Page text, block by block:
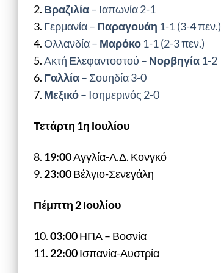
2. Βραζιλία– Ιαπωνία 2-1
3. Γερμανία – Παραγουάη 1-1 (3-4 πεν.)
4. Ολλανδία – Μαρόκο 1-1 (2-3 πεν.)
5.Ακτή Ελεφαντοστού – Νορβηγία 1-2
6. Γαλλία– Σουηδία 3-0
7. Μεξικό– Iσημερινός 2-0
Τετάρτη 1η Ιουλίου
8. 19:00Αγγλία-Λ.Δ. Κονγκό
9. 23:00Βέλγιο-Σενεγάλη
Πέμπτη 2 Ιουλίου
10.03:00ΗΠΑ – Βοσνία
11. 22:00Ισπανία-Αυστρία